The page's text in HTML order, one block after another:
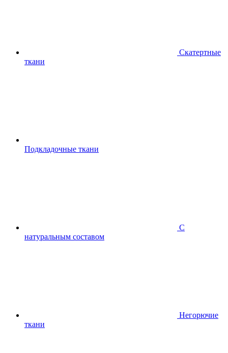
Скатертные
ткани
Подкладочные ткани
С
натуральным составом
Негорючие
ткани